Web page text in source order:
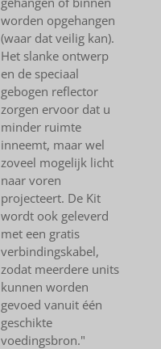
worden opgehangen
(waar dat veilig kan).
Het slanke ontwerp
en de speciaal
gebogen reflector
zorgen ervoor dat u
minder ruimte
inneemt, maar wel
zoveel mogelijk licht
naar voren
projecteert. De Kit
wordt ook geleverd
met een gratis
verbindingskabel,
zodat meerdere units
kunnen worden
gevoed vanuit één
geschikte
voedingsbron."